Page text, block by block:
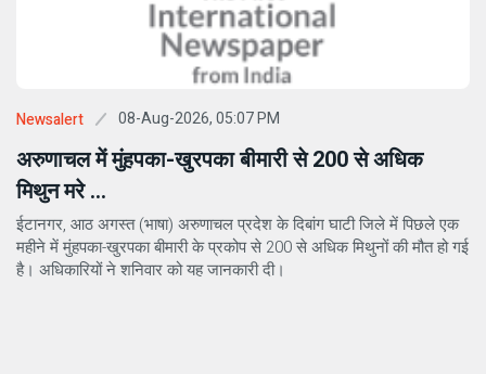
Newsalert 08-Aug-2026, 05:07 PM
अरुणाचल में मुंहपका-खुरपका बीमारी से 200 से अधिक
मिथुन मरे ...
ईटानगर, आठ अगस्त (भाषा) अरुणाचल प्रदेश के दिबांग घाटी जिले में पिछले एक
महीने में मुंहपका-खुरपका बीमारी के प्रकोप से 200 से अधिक मिथुनों की मौत हो गई
है। अधिकारियों ने शनिवार को यह जानकारी दी।